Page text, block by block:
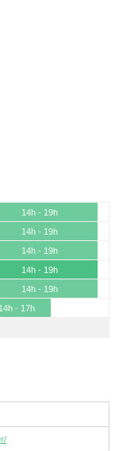
14h - 19h
14h - 19h
14h - 19h
14h - 19h
14h - 19h
14h - 17h